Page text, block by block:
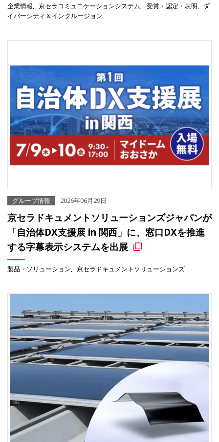
企業情報 京セラコミュニケーションシステム 受賞・認定・表明
ダ
イバーシティ＆インクルージョン
グループ情報 2026年06月29日
京セラドキュメントソリューションズジャパンが
「自治体DX支援展 in 関西」に、窓口DXを推進
する字幕表示システムを出展
製品・ソリューション 京セラドキュメントソリューションズ